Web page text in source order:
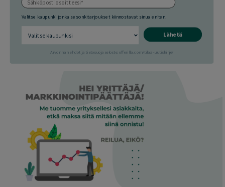
Lähetä
Valitse kaupunki jonka sesonkitarjoukset kiinnostavat sinua eniten.
Arvonnan ehdot ja tietosuojaseloste: offerilla.com/tilaa-uutiskirje/